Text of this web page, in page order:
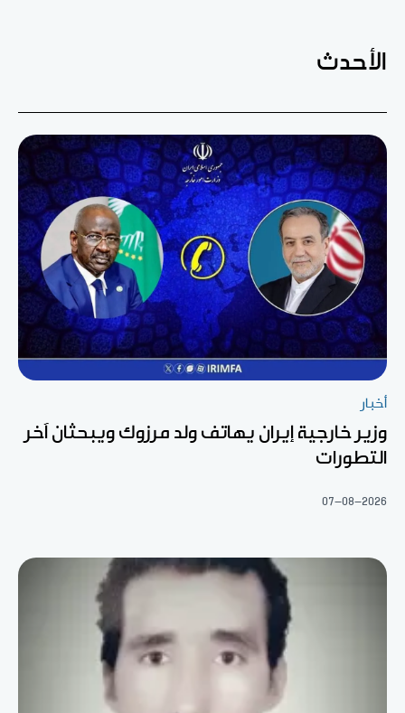
الأحدث
أخبار
وزير خارجية إيران يهاتف ولد مرزوك ويبحثان آخر
التطورات
07-08-2026